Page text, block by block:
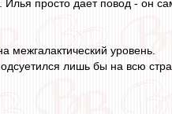
просто дает повод - он
уровень.
лишь бы на всю